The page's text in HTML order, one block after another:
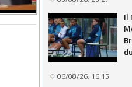
Il
06/08/26, 16:15